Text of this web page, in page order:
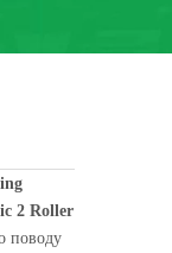
2 Roller
поводу